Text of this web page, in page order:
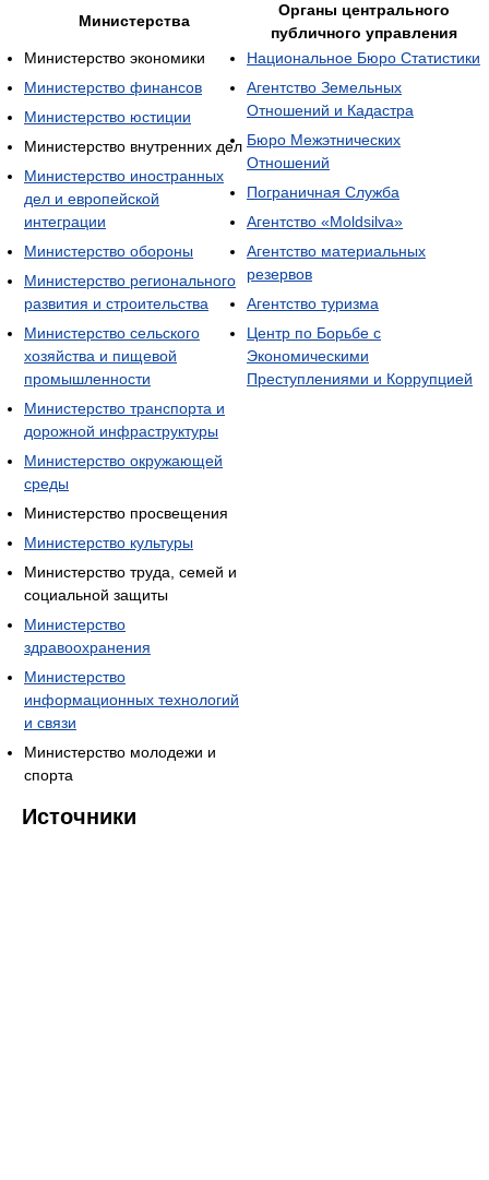
Министерства
Органы центрального
публичного управления
Министерство экономики
Министерство финансов
Министерство юстиции
Министерство внутренних дел
Министерство иностранных
дел и европейской
интеграции
Министерство обороны
Министерство регионального
развития и строительства
Министерство сельского
хозяйства и пищевой
промышленности
Министерство транспорта и
дорожной инфраструктуры
Министерство окружающей
среды
Министерство просвещения
Министерство культуры
Министерство труда, семей и
социальной защиты
Министерство
здравоохранения
Министерство
информационных технологий
и связи
Министерство молодежи и
спорта
Национальное Бюро Статистики
Агентство Земельных
Отношений и Кадастра
Бюро Межэтнических
Отношений
Пограничная Служба
Агентство «Moldsilva»
Агентство материальных
резервов
Агентство туризма
Центр по Борьбе с
Экономическими
Преступлениями и Коррупцией
Источники